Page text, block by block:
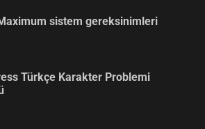
sistem gereksinimleri
Türkçe Karakter Problemi